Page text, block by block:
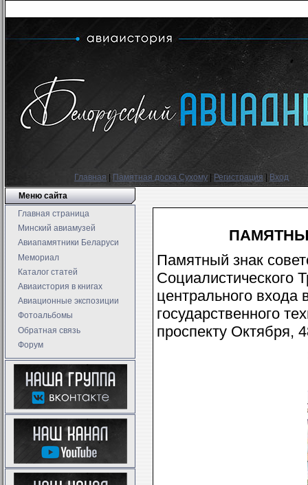
Главная Памятная доска Сухому Регистрация| Вход
Меню сайта
Главная страница
Минский авиамузей
Авиапамятники Беларуси
Мемориал
Каталог статей
Авиаистория в книгах
Авиационные экспозиции
Фотоальбомы
Обратная связь
Форум
Памятный знак
Социалистического
центрального входа
государственного
проспекту Октября,